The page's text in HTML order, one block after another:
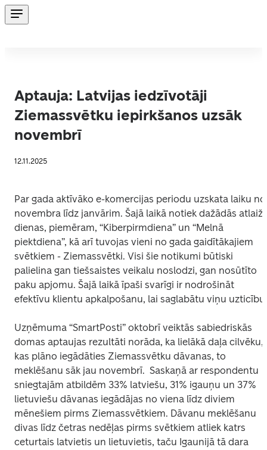
Aptauja: Latvijas iedzīvotāji
Ziemassvētku iepirkšanos uzsāk
novembrī
12.11.2025
Par gada aktīvāko e-komercijas periodu uzskata laiku no
novembra līdz janvārim. Šajā laikā notiek dažādās
dienas, piemēram, “Kiberpirmdiena” un “Melnā
piektdiena”, kā arī tuvojas vieni no gada gaidītākajiem
svētkiem - Ziemassvētki. Visi šie notikumi būtiski
palielina gan tiešsaistes veikalu noslodzi, gan nosūtīto
paku apjomu. Šajā laikā īpaši svarīgi ir nodrošināt
efektīvu klientu apkalpošanu, lai saglabātu viņu
Uzņēmuma “SmartPosti” oktobrī veiktās sabiedriskās
domas aptaujas rezultāti norāda, ka lielākā daļa cilvēku,
kas plāno iegādāties Ziemassvētku dāvanas, to
meklēšanu sāk jau novembrī.  Saskaņā ar respondentu
sniegtajām atbildēm 33% latviešu, 31% igauņu un 37%
lietuviešu dāvanas iegādājas no viena līdz diviem
mēnešiem pirms Ziemassvētkiem. Dāvanu meklēšanu
divas līdz četras nedēļas pirms svētkiem atliek katrs
ceturtais latvietis un lietuvietis, taču Igaunijā tā dara